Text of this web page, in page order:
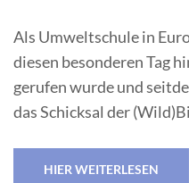
Als Umweltschule in
diesen besonderen Tag
gerufen wurde und
das Schicksal der
HIER WEITERLESEN